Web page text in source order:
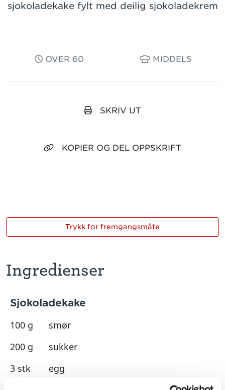
sjokoladekake fylt med deilig sjokoladekrem
OVER 60 MIDDELS
SKRIV UT
KOPIER OG DEL OPPSKRIFT
Ingredienser
Sjokoladekake
100 g
smør
200 g
sukker
3 stk
egg
Trykk for fremgangsmåte